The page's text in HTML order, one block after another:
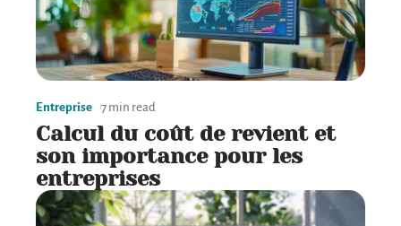
Entreprise 7 min read
Calcul du coût de revient et
son importance pour les
entreprises